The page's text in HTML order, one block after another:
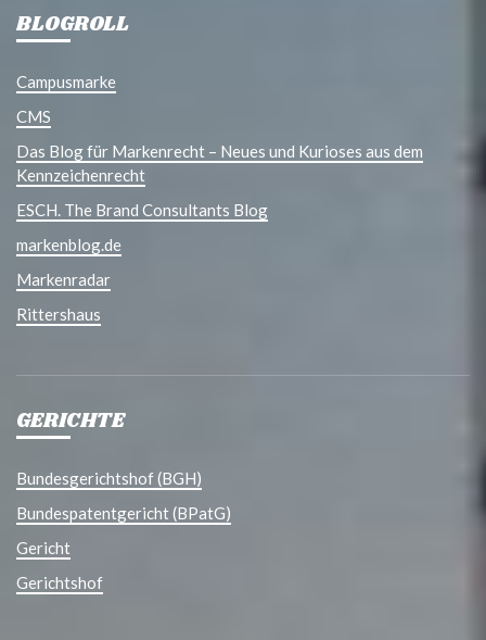
BLOGROLL
Campusmarke
CMS
Das Blog für Markenrecht – Neues und Kurioses aus dem
Kennzeichenrecht
ESCH. The Brand Consultants Blog
markenblog.de
Markenradar
Rittershaus
GERICHTE
Bundesgerichtshof (BGH)
Bundespatentgericht (BPatG)
Gericht
Gerichtshof